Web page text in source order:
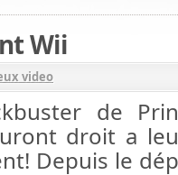
Wii
video
de
droit a
Depuis le